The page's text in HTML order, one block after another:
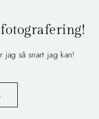
jag så snart jag kan!